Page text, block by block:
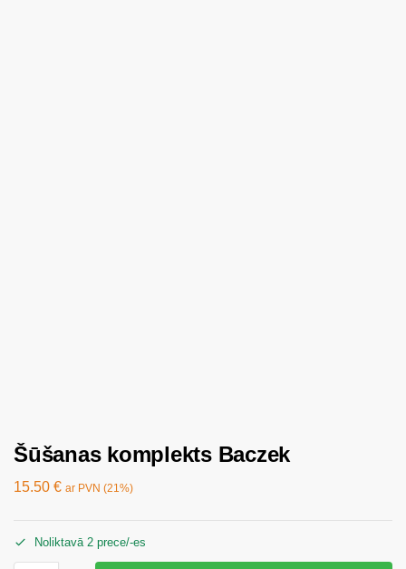
Šūšanas komplekts Baczek
15.50 € ar PVN (21%)
Noliktavā 2 prece/-es